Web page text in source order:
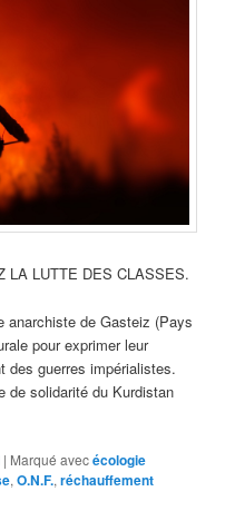
LA LUTTE DES CLASSES.
anarchiste de Gasteiz (Pays
pour exprimer leur
des guerres impérialistes.
de solidarité du Kurdistan
| Marqué avecécologie
,O.N.F.,réchauffement